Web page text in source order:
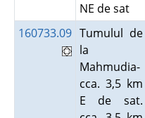
NE de sat
160733.09 Tumulul de
la
Mahmudia-
cca. 3,5 km
E de sat.